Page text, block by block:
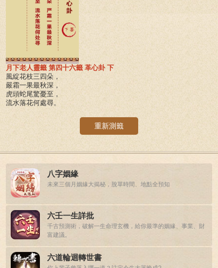
月下老人靈籤 第四十六籤 革心卦 下
風綻花枝三四朵，
嚴霜一果最秋深，
虎頭蛇尾驚憂至，
流水落花何處尋。
重新測籤
八字姻緣
未來三個月姻緣大揭秘，脫單時間、地點全預知
六壬一生詳批
千古預測術，破解一生命理玄機，給你最準的姻緣、事業、財
富建議。
六道輪迴轉世書